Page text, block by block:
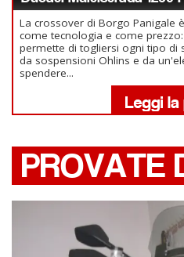
La crossover di Borgo Panigale
come tecnologia e come
permette di togliersi ogni tipo di
da sospensioni Ohlins e da
spendere...
PROVATE